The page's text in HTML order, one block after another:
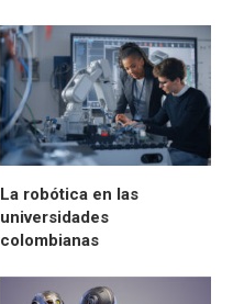
La robótica en las
universidades
colombianas